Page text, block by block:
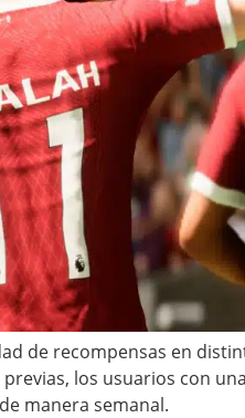
de recompensas en
los usuarios con
manera semanal.